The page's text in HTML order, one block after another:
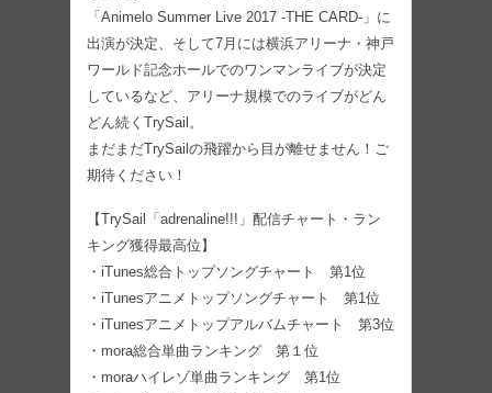
「Animelo Summer Live 2017 -THE CARD-」に
出演が決定、そして7月には横浜アリーナ・神戸
ワールド記念ホールでのワンマンライブが決定
しているなど、アリーナ規模でのライブがどん
どん続くTrySail。
まだまだTrySailの飛躍から目が離せません！ご
期待ください！
【TrySail「adrenaline!!!」配信チャート・ラン
キング獲得最高位】
・iTunes総合トップソングチャート 第1位
・iTunesアニメトップソングチャート 第1位
・iTunesアニメトップアルバムチャート 第3位
・mora総合単曲ランキング 第１位
・moraハイレゾ単曲ランキング 第1位